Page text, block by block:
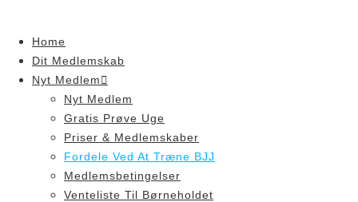
contentHome
Dit Medlemskab
Nyt Medlem
Nyt Medlem
Gratis Prøve Uge
Priser & Medlemskaber
Fordele Ved At Træne BJJ
Medlemsbetingelser
Venteliste Til Børneholdet